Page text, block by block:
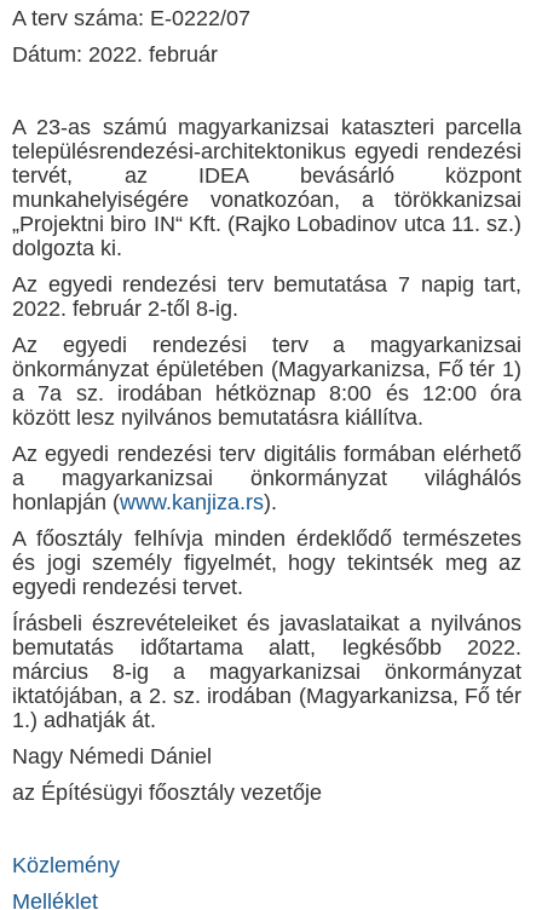
A terv száma: E-0222/07
Dátum: 2022. február
A 23-as számú magyarkanizsai kataszteri parcella
településrendezési-architektonikus egyedi rendezési
tervét, az IDEA bevásárló központ
munkahelyiségére vonatkozóan, a törökkanizsai
„Projektni biro IN“ Kft. (Rajko Lobadinov utca 11. sz.)
dolgozta ki.
Az egyedi rendezési terv bemutatása 7 napig tart,
2022. február 2-től 8-ig.
Az egyedi rendezési terv a magyarkanizsai
önkormányzat épületében (Magyarkanizsa, Fő tér 1)
a 7a sz. irodában hétköznap 8:00 és 12:00 óra
között lesz nyilvános bemutatásra kiállítva.
Az egyedi rendezési terv digitális formában elérhető
a magyarkanizsai önkormányzat világhálós
honlapján (www.kanjiza.rs).
A főosztály felhívja minden érdeklődő természetes
és jogi személy figyelmét, hogy tekintsék meg az
egyedi rendezési tervet.
Írásbeli észrevételeiket és javaslataikat a nyilvános
bemutatás időtartama alatt, legkésőbb 2022.
március 8-ig a magyarkanizsai önkormányzat
iktatójában, a 2. sz. irodában (Magyarkanizsa, Fő tér
1.) adhatják át.
Nagy Némedi Dániel
az Építésügyi főosztály vezetője
Közlemény
Melléklet